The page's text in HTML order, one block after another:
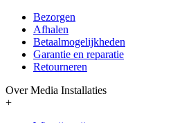
Bezorgen
Afhalen
Betaalmogelijkheden
Garantie en reparatie
Retourneren
Over Media Installaties
+